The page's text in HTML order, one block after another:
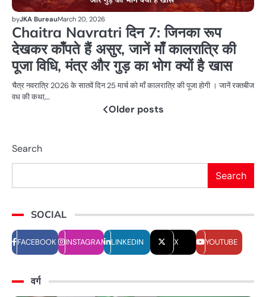
byJKA BureauMarch 20, 2026
Chaitra Navratri दिन 7: जिनका रूप
देखकर काँपते हैं असुर, जानें माँ कालरात्रि की
पूजा विधि, मंत्र और गुड़ का भोग क्यों है खास
चैत्र नवरात्रि 2026 के सातवें दिन 25 मार्च को माँ कालरात्रि की पूजा होगी । जानें रक्तबीज
वध की कथा,…
Older posts
Search
Search
SOCIAL
FACEBOOK INSTAGRAM LINKEDIN X YOUTUBE
वर्ग